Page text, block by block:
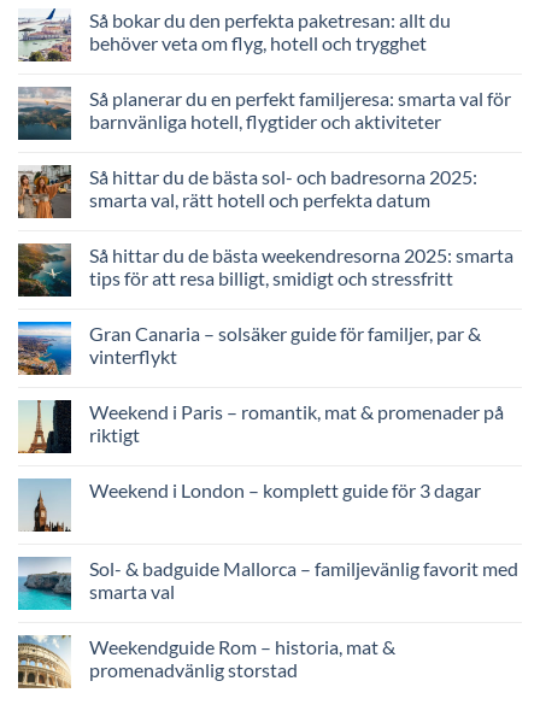
Så bokar du den perfekta paketresan: allt du
behöver veta om flyg, hotell och trygghet
Så planerar du en perfekt familjeresa: smarta val för
barnvänliga hotell, flygtider och aktiviteter
Så hittar du de bästa sol- och badresorna 2025:
smarta val, rätt hotell och perfekta datum
Så hittar du de bästa weekendresorna 2025: smarta
tips för att resa billigt, smidigt och stressfritt
Gran Canaria – solsäker guide för familjer, par &
vinterflykt
Weekend i Paris – romantik, mat & promenader på
riktigt
Weekend i London – komplett guide för 3 dagar
Sol- & badguide Mallorca – familjevänlig favorit med
smarta val
Weekendguide Rom – historia, mat &
promenadvänlig storstad